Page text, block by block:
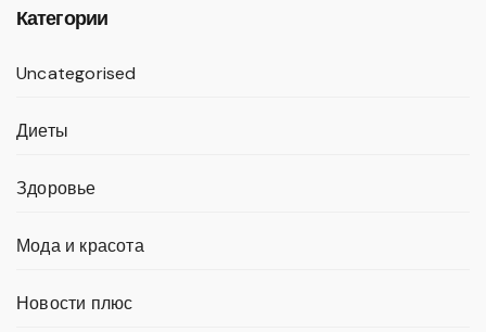
Категории
Uncategorised
Диеты
Здоровье
Мода и красота
Новости плюс